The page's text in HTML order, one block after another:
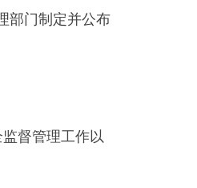
部门制定并公布
督管理工作以